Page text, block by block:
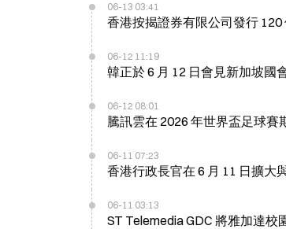
06-13 03:41
香港按揭證券有限公司發行
06-12 11:19
韓正於 6 月 12 日會見新加坡國
06-12 08:01
騰訊雲在 2026 年世界盃足球
06-11 07:23
香港行政長官在 6 月 11 日擴大
06-11 03:13
ST Telemedia GDC 將雅加達